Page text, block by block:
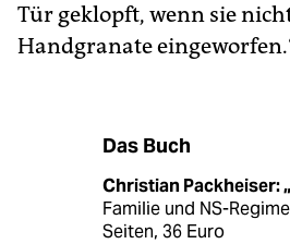
Tür geklopft, wenn sie
Handgranate
Das Buch
Christian Packheiser: „
Familie und NS-
Seiten, 36 Euro